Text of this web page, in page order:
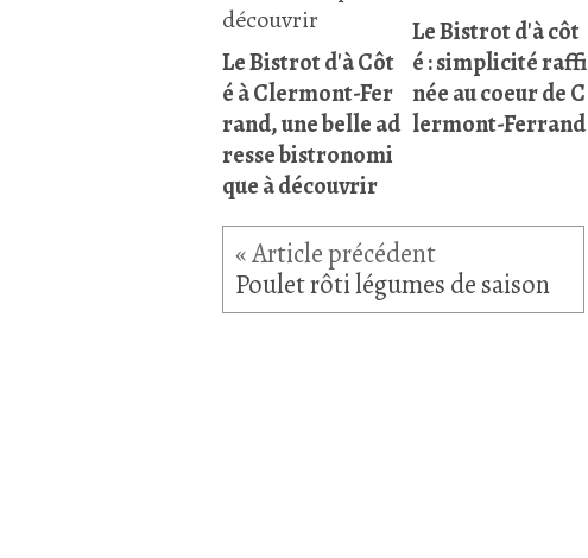
Le Bistrot d'à Côt
é à Clermont-Fer
rand, une belle ad
resse bistronomi
que à découvrir
Le Bistrot d'à côt
é : simplicité raffi
née au coeur de C
lermont-Ferrand
Poulet rôti légumes de saison